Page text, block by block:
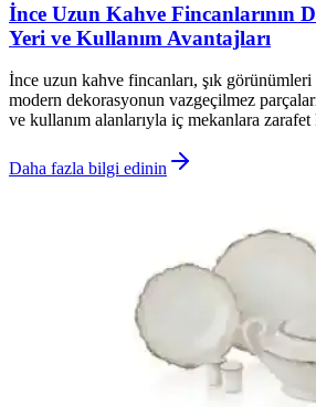
İnce Uzun Kahve Fincanlarının
Yeri ve Kullanım Avantajları
İnce uzun kahve fincanları, şık
modern dekorasyonun vazgeçilmez
ve kullanım alanlarıyla iç mekanlara zarafet
Daha fazla bilgi edinin